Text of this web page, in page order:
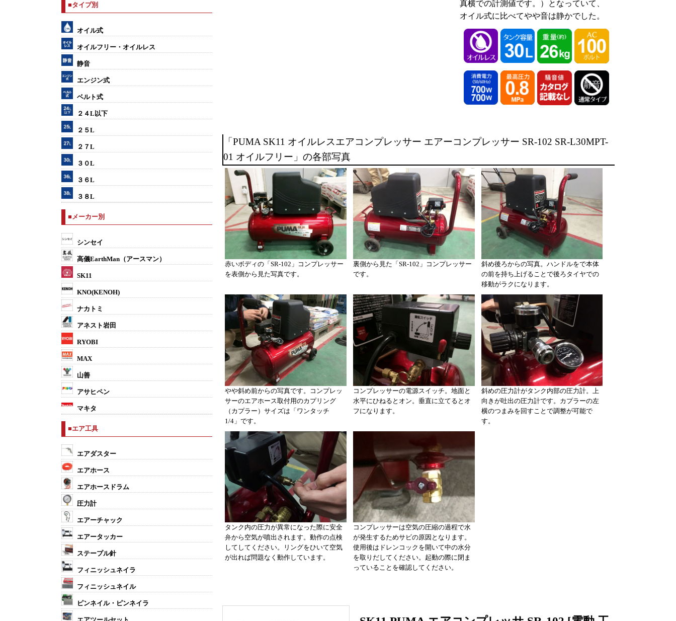
■タイプ別
オイル式
オイルフリー・オイルレス
静音
エンジン式
ベルト式
２４L以下
２５L
２７L
３０L
３６L
３８L
■メーカー別
シンセイ
高儀EarthMan（アースマン）
SK11
KNO(KENOH)
ナカトミ
アネスト岩田
RYOBI
MAX
山善
アサヒペン
マキタ
■エア工具
エアダスター
エアホース
エアホースドラム
圧力計
エアーチャック
エアータッカー
ステープル針
フィニッシュネイラ
フィニッシュネイル
ピンネイル・ピンネイラ
真横での計測値です。）となっていて、
オイル式に比べてやや音は静かでした。
「PUMA SK11 オイルレスエアコンプレッサー エアーコンプレッサー SR-102 SR-L30MPT-
01 オイルフリー」の各部写真
赤いボディの「SR-102」コンプレッサー
を表側から見た写真です。
裏側から見た「SR-102」コンプレッサー
です。
斜め後ろからの写真。ハンドルをで本体
の前を持ち上げることで後ろタイヤでの
移動がラクになります。
やや斜め前からの写真です。コンプレッ
サーのエアホース取付用のカプリング
（カプラー）サイズは「ワンタッチ
1/4」です。
コンプレッサーの電源スイッチ。地面と
水平にひねるとオン。垂直に立てるとオ
フになります。
斜めの圧力計がタンク内部の圧力計。上
向きが吐出の圧力計です。カプラーの左
横のつまみを回すことで調整が可能で
す。
タンク内の圧力が異常になった際に安全
弁から空気が噴出されます。動作の点検
してしてください。リングをひいて空気
が出れば問題なく動作しています。
コンプレッサーは空気の圧縮の過程で水
が発生するためサビの原因となります。
使用後はドレンコックを開いて中の水分
を取りだしてください。起動の際に閉ま
っていることを確認してください。